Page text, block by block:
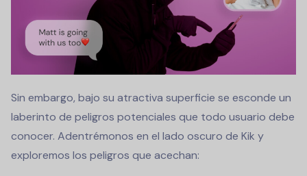
Sin embargo, bajo su atractiva superficie se esconde un
laberinto de peligros potenciales que todo usuario debe
conocer. Adentrémonos en el lado oscuro de Kik y
exploremos los peligros que acechan: